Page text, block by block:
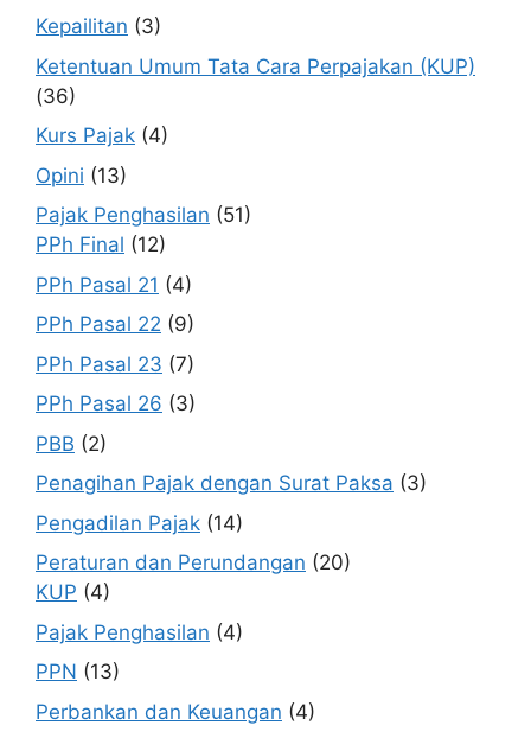
Kepailitan (3)
Ketentuan Umum Tata Cara Perpajakan (KUP)
(36)
Kurs Pajak (4)
Opini (13)
Pajak Penghasilan (51)
PPh Final (12)
PPh Pasal 21 (4)
PPh Pasal 22 (9)
PPh Pasal 23 (7)
PPh Pasal 26 (3)
PBB (2)
Penagihan Pajak dengan Surat Paksa (3)
Pengadilan Pajak (14)
Peraturan dan Perundangan (20)
KUP (4)
Pajak Penghasilan (4)
PPN (13)
Perbankan dan Keuangan (4)